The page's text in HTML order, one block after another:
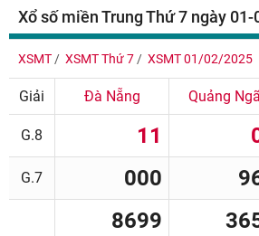
Xổ số miền Trung Thứ 7 ngày
XSMT XSMT Thứ 7 XSMT 01/02/2025
Giải Đà Nẵng Quảng
G.8 11
G.7 000
8699